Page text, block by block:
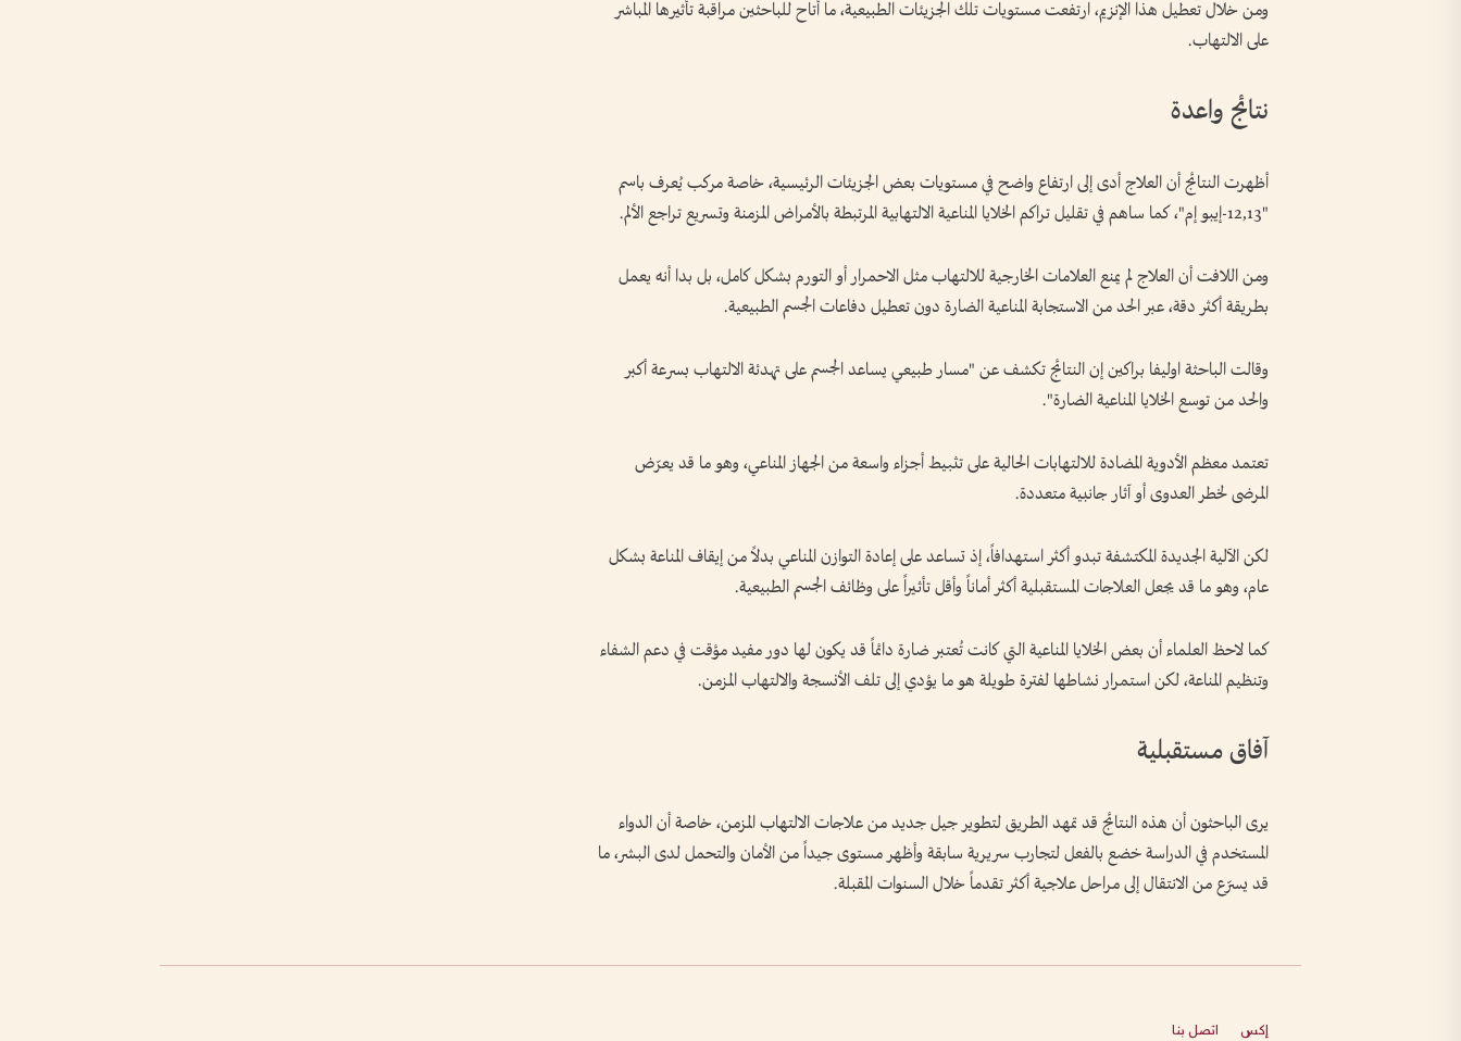
ومن خلال تعطيل هذا الإنزيم، ارتفعت مستويات تلك الجزيئات الطبيعية، ما أتاح للباحثين مراقبة تأثيرها المباشر
على الالتهاب.
نتائج واعدة
أظهرت النتائج أن العلاج أدى إلى ارتفاع واضح في مستويات بعض الجزيئات الرئيسية، خاصة مركب يُعرف باسم
"12,13-إيبو إم"، كما ساهم في تقليل تراكم الخلايا المناعية الالتهابية المرتبطة بالأمراض المزمنة وتسريع تراجع الألم.
ومن اللافت أن العلاج لم يمنع العلامات الخارجية للالتهاب مثل الاحمرار أو التورم بشكل كامل، بل بدا أنه يعمل
بطريقة أكثر دقة، عبر الحد من الاستجابة المناعية الضارة دون تعطيل دفاعات الجسم الطبيعية.
وقالت الباحثة اوليفا براكين إن النتائج تكشف عن "مسار طبيعي يساعد الجسم على تهدئة الالتهاب بسرعة أكبر
والحد من توسع الخلايا المناعية الضارة".
تعتمد معظم الأدوية المضادة للالتهابات الحالية على تثبيط أجزاء واسعة من الجهاز المناعي، وهو ما قد يعرّض
المرضى لخطر العدوى أو آثار جانبية متعددة.
لكن الآلية الجديدة المكتشفة تبدو أكثر استهدافاً، إذ تساعد على إعادة التوازن المناعي بدلاً من إيقاف المناعة بشكل
عام، وهو ما قد يجعل العلاجات المستقبلية أكثر أماناً وأقل تأثيراً على وظائف الجسم الطبيعية.
كما لاحظ العلماء أن بعض الخلايا المناعية التي كانت تُعتبر ضارة دائماً قد يكون لها دور مفيد مؤقت في دعم الشفاء
وتنظيم المناعة، لكن استمرار نشاطها لفترة طويلة هو ما يؤدي إلى تلف الأنسجة والالتهاب المزمن.
آفاق مستقبلية
يرى الباحثون أن هذه النتائج قد تمهد الطريق لتطوير جيل جديد من علاجات الالتهاب المزمن، خاصة أن الدواء
المستخدم في الدراسة خضع بالفعل لتجارب سريرية سابقة وأظهر مستوى جيداً من الأمان والتحمل لدى البشر، ما
قد يسرّع من الانتقال إلى مراحل علاجية أكثر تقدماً خلال السنوات المقبلة.
إكس اتصل بنا